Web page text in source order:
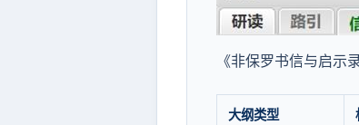
《非保罗书信与启示
大纲类型